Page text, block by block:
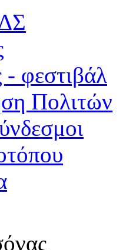
φεστιβάλ
Πολιτών